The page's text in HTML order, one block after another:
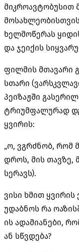
მიკროავტობუსით
ხელმოწერას
და ჯეიქის
ფილმის მთავარი
სთარი
პეიზაჟში
ტრიუმფალურად
ყვირის:
„ო, ვგრძნობ, რომ
დროს, მის
სერავს).
ვისი ხმით ყვირის
უდაბნოს რა
ის ადამიანები,
ან სწვდება?